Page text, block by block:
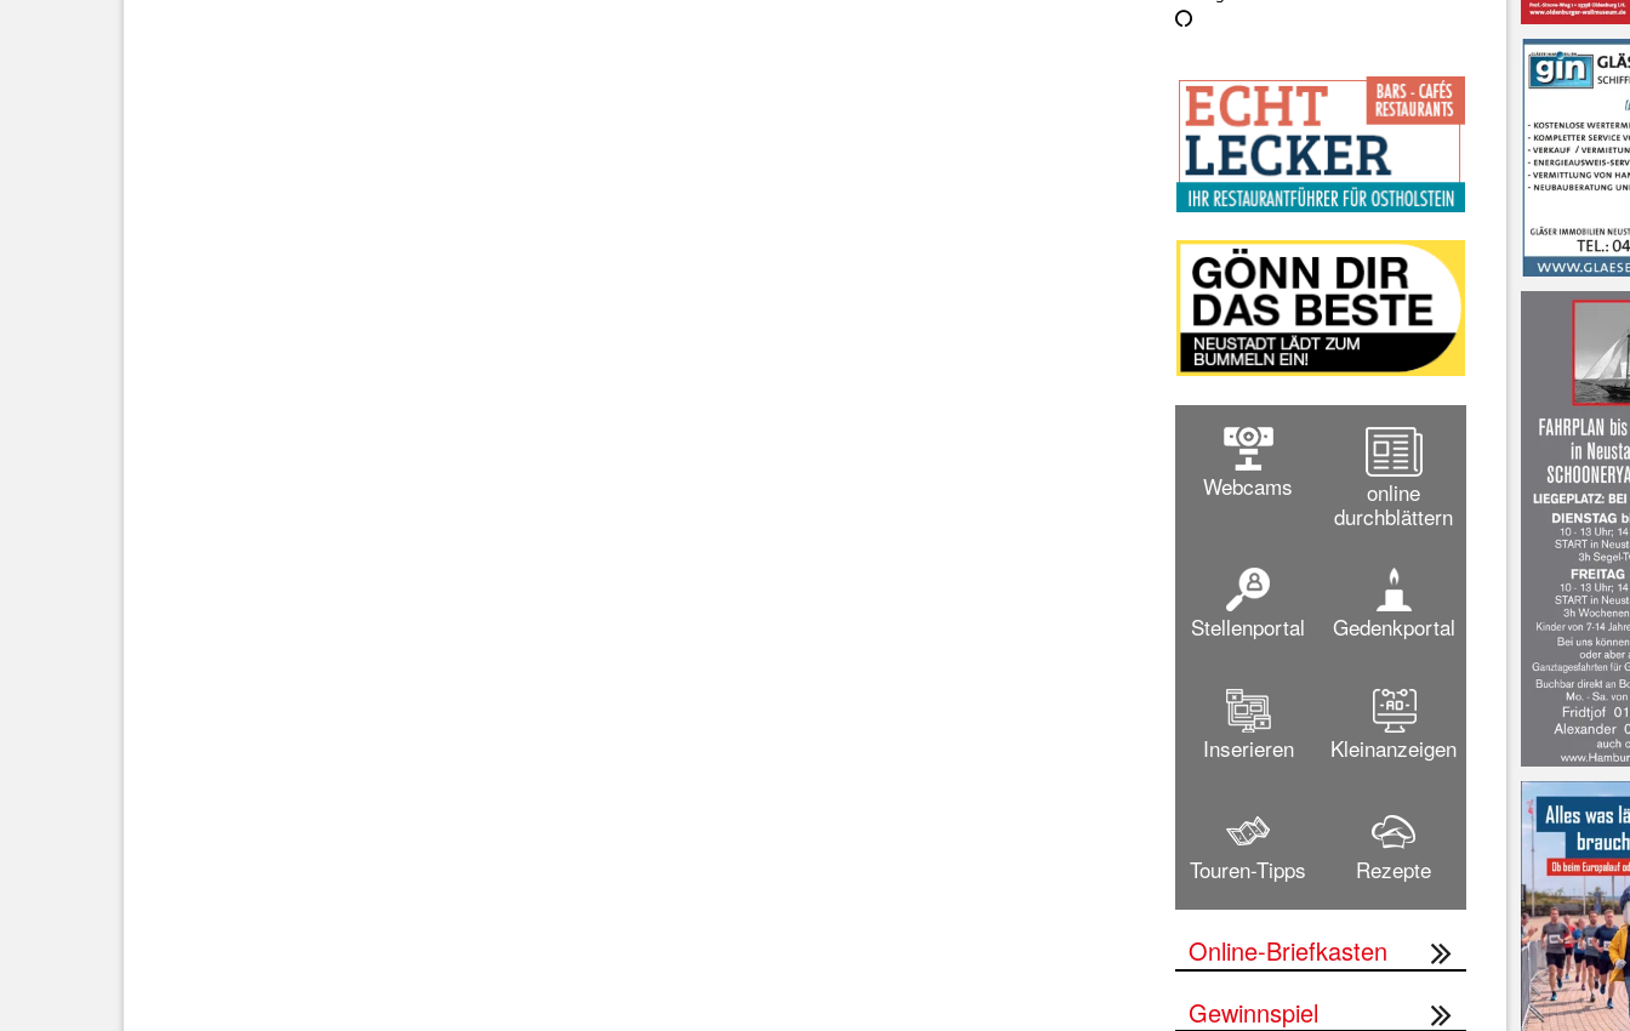
Webcams
online
durchblättern
Stellenportal Gedenkportal
Inserieren Kleinanzeigen
Touren-Tipps Rezepte
Online-Briefkasten
Gewinnspiel